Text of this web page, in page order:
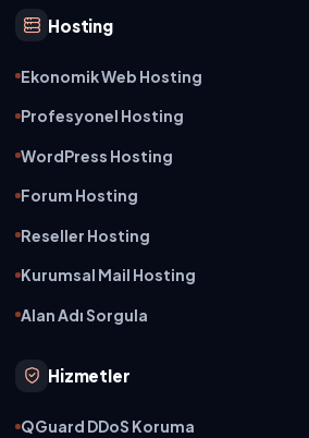
Hosting
Ekonomik Web Hosting
Profesyonel Hosting
WordPress Hosting
Forum Hosting
Reseller Hosting
Kurumsal Mail Hosting
Alan Adı Sorgula
Hizmetler
QGuard DDoS Koruma